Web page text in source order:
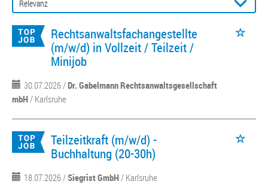
Rechtsanwaltsfachangestellte
(m/w/d) in Vollzeit / Teilzeit /
Minijob
30.07.2026 /Dr. Gabelmann Rechtsanwaltsgesellschaft
mbH/ Karlsruhe
Teilzeitkraft (m/w/d) -
Buchhaltung (20-30h)
18.07.2026 /Siegrist GmbH/ Karlsruhe